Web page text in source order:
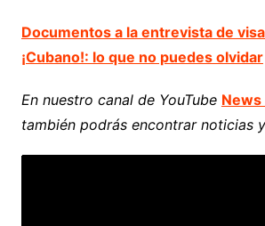
Documentos a la entrevista de
¡Cubano!: lo que no puedes olvidar
En nuestro canal de YouTube News
también podrás encontrar noticias